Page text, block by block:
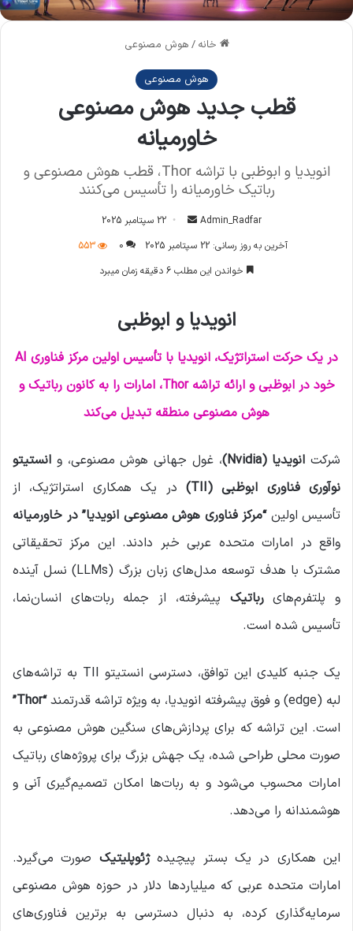
خانه / هوش مصنوعی
هوش مصنوعی
قطب جدید هوش مصنوعی
خاورمیانه
انویدیا و ابوظبی با تراشه Thor، قطب هوش مصنوعی و
رباتیک خاورمیانه را تأسیس می‌کنند
Admin_Radfar
ر
ا
م
ل
22 سپتامبر 2025
آخرین به روز رسانی: 22 سپتامبر 2025
0
553
خواندن این مطلب 6 دقیقه زمان میبرد
انویدیا و ابوظبی
در یک حرکت استراتژیک، انویدیا با تأسیس اولین مرکز فناوری AI
خود در ابوظبی و ارائه تراشه Thor، امارات را به کانون رباتیک و
هوش مصنوعی منطقه تبدیل می‌کند
شرکت انویدیا (Nvidia) ، غول جهانی هوش مصنوعی، و انستیتو
نوآوری فناوری ابوظبی (TII)
در یک همکاری استراتژیک، از
تأسیس اولین“مرکز فناوری هوش مصنوعی انویدیا” در خاورمیانه
واقع در امارات متحده عربی خبر دادند. این مرکز تحقیقاتی
مشترک با هدف توسعه مدل‌های زبان بزرگ (LLMs) نسل آینده
و پلتفرم‌هایرباتیک پیشرفته، از جمله ربات‌های انسان‌نما،
تأسیس شده است.
یک جنبه کلیدی این توافق، دسترسی انستیتو TII به تراشه‌های
لبه (edge) و فوق پیشرفته انویدیا، به ویژه تراشه قدرتمند
“Thor”
است. این تراشه که برای پردازش‌های سنگین هوش مصنوعی به
صورت محلی طراحی شده، یک جهش بزرگ برای پروژه‌های رباتیک
امارات محسوب می‌شود و به ربات‌ها امکان تصمیم‌گیری آنی و
هوشمندانه را می‌دهد.
این همکاری در یک بستر پیچیدهژئوپلیتیک صورت می‌گیرد.
امارات متحده عربی که میلیاردها دلار در حوزه هوش مصنوعی
سرمایه‌گذاری کرده، به دنبال دسترسی به برترین فناوری‌های